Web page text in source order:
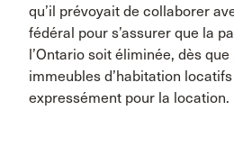
qu’il prévoyait de collaborer
fédéral pour s’assurer que la
l’Ontario soit éliminée, dès
immeubles d’habitation
expressément pour la location.